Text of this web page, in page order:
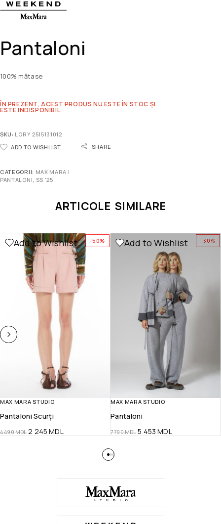
Pantaloni
100% mătase
ÎN PREZENT, ACEST PRODUS NU ESTE ÎN STOC ȘI
ESTE INDISPONIBIL.
SKU: LORY 2515131012
ADD TO WISHLIST
SHARE
CATEGORII: MAX MARA |
PANTALONI SS '25
ARTICOLE SIMILARE
-50%
Add to Wishlist
MAX MARA STUDIO
Pantaloni Scurți
4 490MDL 2 245MDL
-30%
Add to Wishlist
MAX MARA STUDIO
Pantaloni
7 790MDL 5 453MDL